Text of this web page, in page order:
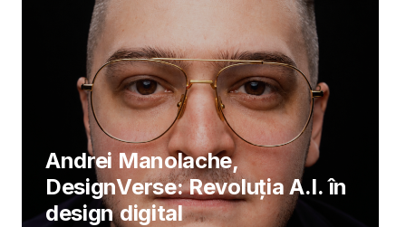
Andrei Manolache,
DesignVerse: Revoluția A.I. în
design digital